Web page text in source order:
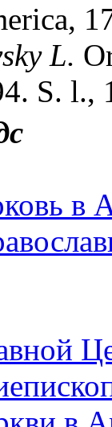
L.
S. l.,
в